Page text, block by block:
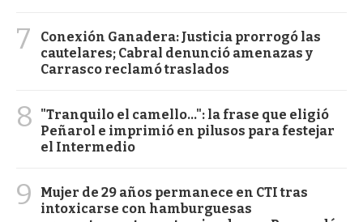
7
Conexión Ganadera: Justicia prorrogó las
cautelares; Cabral denunció amenazas y
Carrasco reclamó traslados
8
"Tranquilo el camello...": la frase que eligió
Peñarol e imprimió en pilusos para festejar
el Intermedio
9
Mujer de 29 años permanece en CTI tras
intoxicarse con hamburguesas